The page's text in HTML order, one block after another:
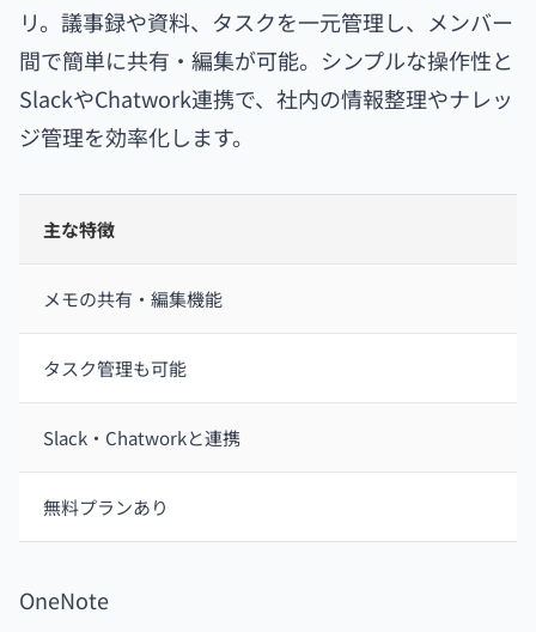
リ。議事録や資料、タスクを一元管理し、メンバー
間で簡単に共有・編集が可能。シンプルな操作性と
SlackやChatwork連携で、社内の情報整理やナレッ
ジ管理を効率化します。
主な特徴
メモの共有・編集機能
タスク管理も可能
Slack・Chatworkと連携
無料プランあり
OneNote